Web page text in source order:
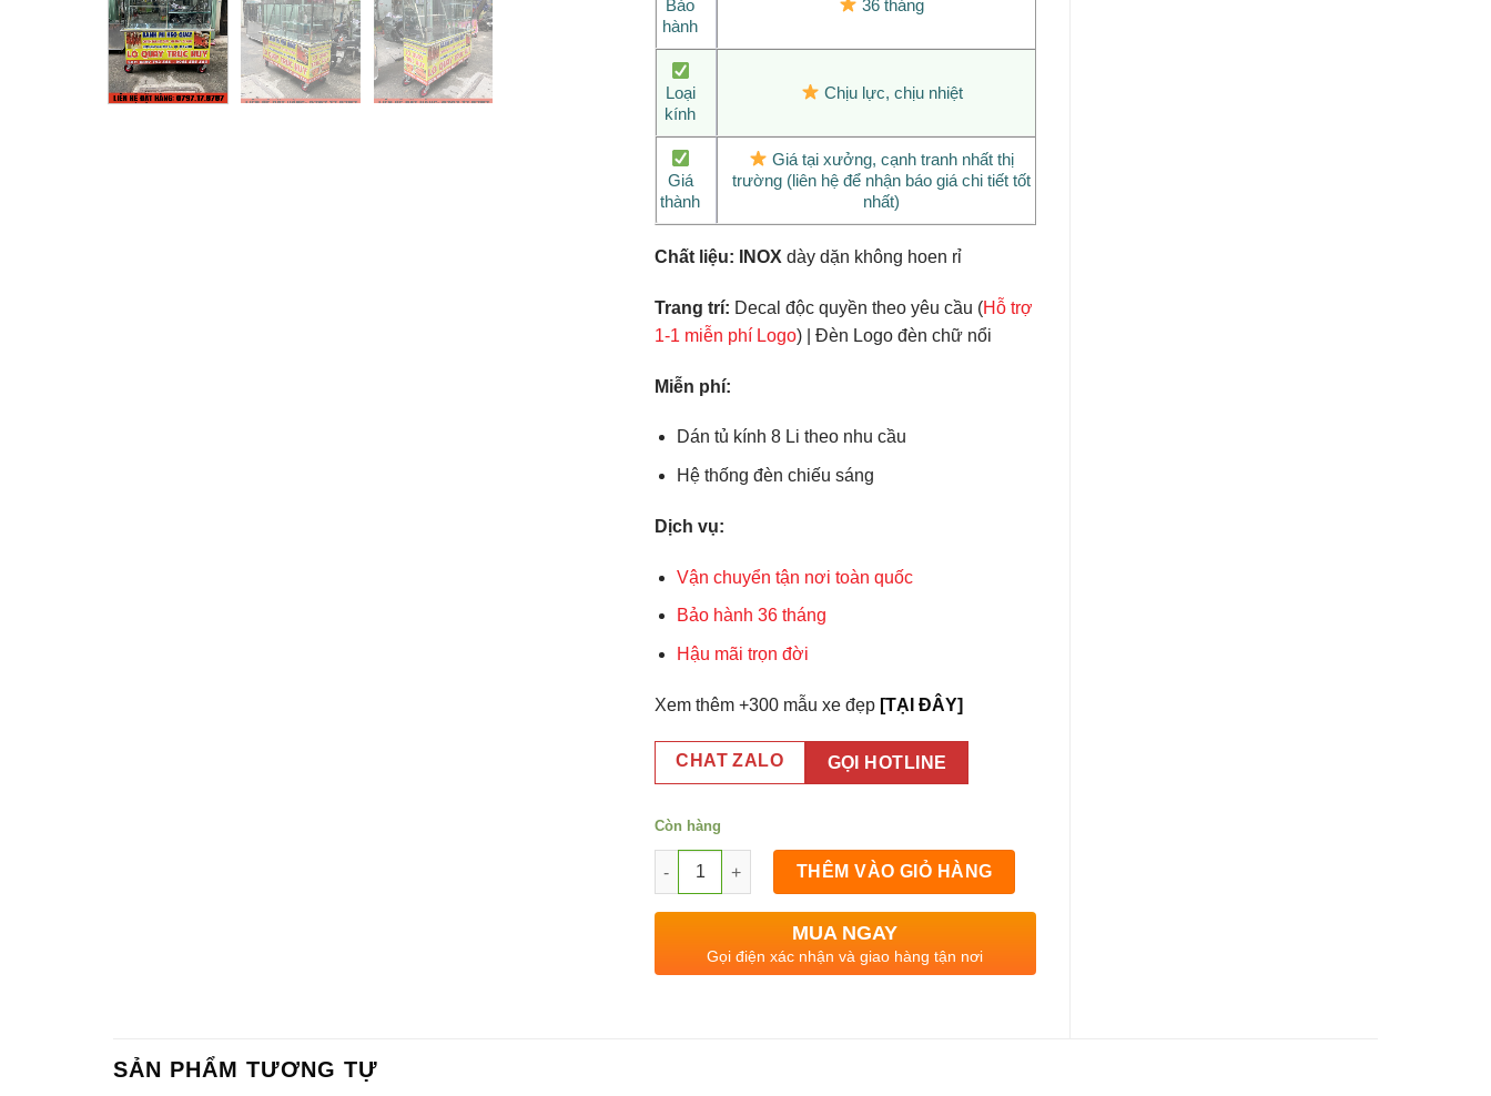
Bảo
hành
36 tháng
Loại
kính
Chịu lực, chịu nhiệt
Giá
thành
Giá tại xưởng, cạnh tranh nhất thị
trường (liên hệ để nhận báo giá chi tiết tốt
nhất)
Chất liệu: INOX dày dặn không hoen rỉ
Trang trí: Decal độc quyền theo yêu cầu (Hỗ trợ
1-1 miễn phí Logo) | Đèn Logo đèn chữ nổi
Miễn phí:
Dán tủ kính 8 Li theo nhu cầu
Hệ thống đèn chiếu sáng
Dịch vụ:
Vận chuyển tận nơi toàn quốc
Bảo hành 36 tháng
Hậu mãi trọn đời
Xem thêm +300 mẫu xe đẹp [TẠI ĐÂY]
CHAT ZALO GỌI HOTLINE
Còn hàng
Tủ Heo Quay Vịt Quay 1m6x60x2m số lượng
THÊM VÀO GIỎ HÀNG
MUA NGAY
Gọi điện xác nhận và giao hàng tận nơi
SẢN PHẨM TƯƠNG TỰ